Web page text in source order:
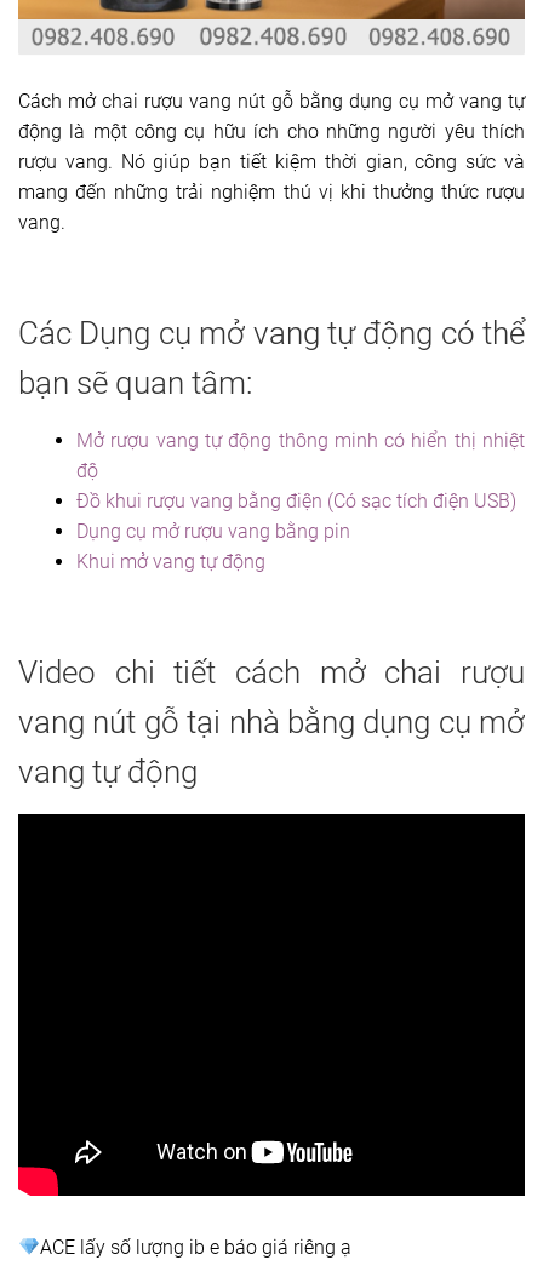
Cách mở chai rượu vang nút gỗ bằng dụng cụ mở vang tự
động là một công cụ hữu ích cho những người yêu thích
rượu vang. Nó giúp bạn tiết kiệm thời gian, công sức và
mang đến những trải nghiệm thú vị khi thưởng thức rượu
vang.
Các Dụng cụ mở vang tự động có thể
bạn sẽ quan tâm:
Mở rượu vang tự động thông minh có hiển thị nhiệt
độ
Đồ khui rượu vang bằng điện (Có sạc tích điện USB)
Dụng cụ mở rượu vang bằng pin
Khui mở vang tự động
Video chi tiết cách mở chai rượu
vang nút gỗ tại nhà bằng dụng cụ mở
vang tự động
ACE lấy số lượng ib e báo giá riêng ạ